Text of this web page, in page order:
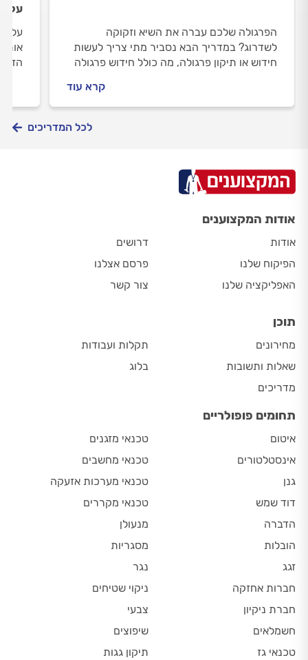
הפרגולה שלכם עברה את השיא וזקוקה
לשדרוג? במדריך הבא נסביר מתי צריך לעשות
חידוש או תיקון פרגולה, מה כולל חידוש פרגולה
מול מתקין פרגולות מקצועי ומה משפיע על מחיר
העבודה?
קרא עוד
על
על
לכל המדריכים
אודות המקצוענים
אודות
הפיקוח שלנו
האפליקציה שלנו
דרושים
פרסם אצלנו
צור קשר
תוכן
מחירונים
שאלות ותשובות
מדריכים
תקלות ועבודות
בלוג
תחומים פופולריים
איטום
אינסטלטורים
גנן
דוד שמש
הדברה
הובלות
זגג
חברות אחזקה
חברת ניקיון
חשמלאים
טכנאי גז
טכנאי מזגנים
טכנאי מחשבים
טכנאי מערכות אזעקה
טכנאי מקררים
מנעולן
מסגריות
נגר
ניקוי שטיחים
צבעי
שיפוצים
תיקון גגות